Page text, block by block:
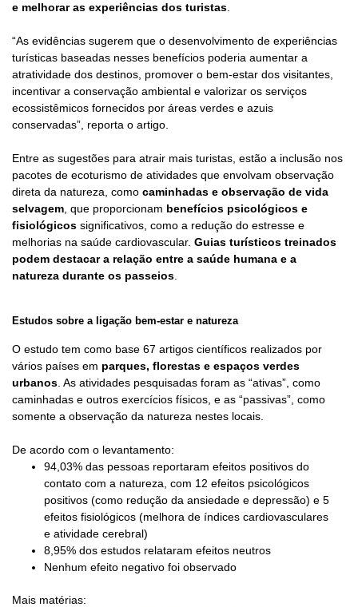
e melhorar as experiências dos turistas
“As evidências sugerem que o desenvolvimento de experiências
turísticas baseadas nesses benefícios poderia aumentar a
atratividade dos destinos, promover o bem-estar dos visitantes,
incentivar a conservação ambiental e valorizar os serviços
ecossistêmicos fornecidos por áreas verdes e azuis
conservadas”, reporta o artigo.
Entre as sugestões para atrair mais turistas, estão a inclusão nos
pacotes de ecoturismo de atividades que envolvam observação
direta da natureza, como caminhadas e observação de vida
selvagem , que proporcionam benefícios psicológicos e
fisiológicos significativos, como a redução do estresse e
melhorias na saúde cardiovascular. Guias turísticos treinados
podem destacar a relação entre a saúde humana e a
natureza durante os passeios
Estudos sobre a ligação bem-estar e natureza
O estudo tem como base 67 artigos científicos realizados por
vários países em parques, florestas e espaços verdes
urbanos . As atividades pesquisadas foram as “ativas”, como
caminhadas e outros exercícios físicos, e as “passivas”, como
somente a observação da natureza nestes locais.
De acordo com o levantamento:
94,03% das pessoas reportaram efeitos positivos do
contato com a natureza, com 12 efeitos psicológicos
positivos (como redução da ansiedade e depressão) e 5
efeitos fisiológicos (melhora de índices cardiovasculares
e atividade cerebral)
8,95% dos estudos relataram efeitos neutros
Nenhum efeito negativo foi observado
Mais matérias: